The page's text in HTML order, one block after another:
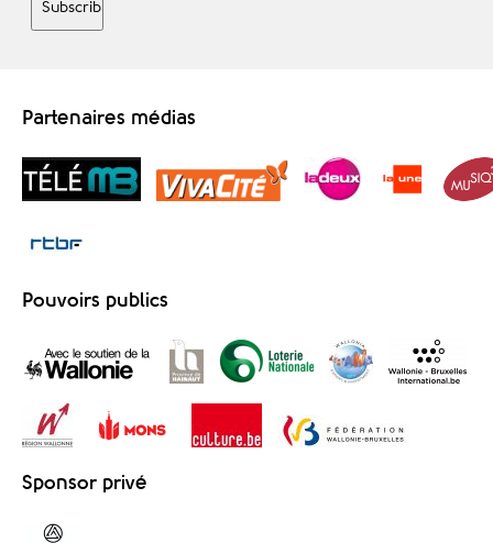
Partenaires médias
Pouvoirs publics
Sponsor privé